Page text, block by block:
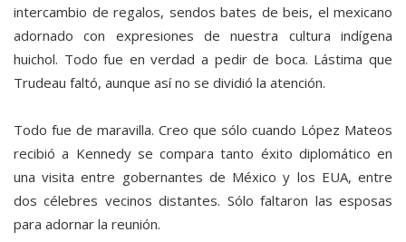
intercambio de regalos, sendos bates de beis, el mexicano
adornado con expresiones de nuestra cultura indígena
huichol. Todo fue en verdad a pedir de boca. Lástima que
Trudeau faltó, aunque así no se dividió la atención.
Todo fue de maravilla. Creo que sólo cuando López Mateos
recibió a Kennedy se compara tanto éxito diplomático en
una visita entre gobernantes de México y los EUA, entre
dos célebres vecinos distantes. Sólo faltaron las esposas
para adornar la reunión.